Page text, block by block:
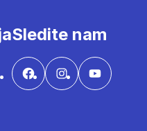
Sledite nam